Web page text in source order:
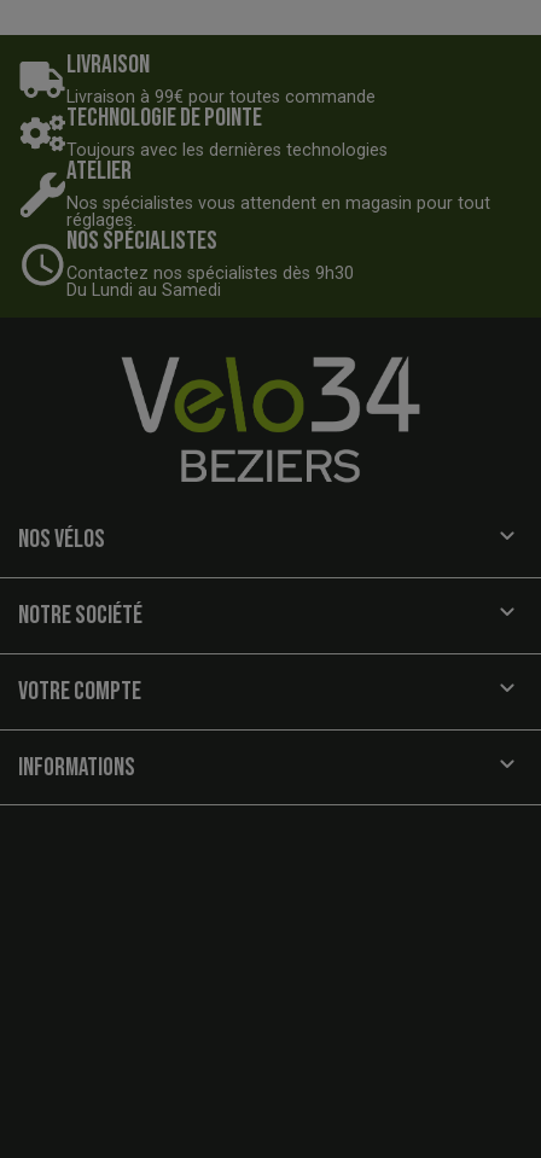
Livraison
Livraison à 99€ pour toutes commande
Technologie de pointe
Toujours avec les dernières technologies
Atelier
Nos spécialistes vous attendent en magasin pour tout
réglages.
Nos spécialistes
Contactez nos spécialistes dès 9h30
Du Lundi au Samedi
NOS VÉLOS 
NOTRE SOCIÉTÉ 
VOTRE COMPTE 
INFORMATIONS keyboard_arrow_down